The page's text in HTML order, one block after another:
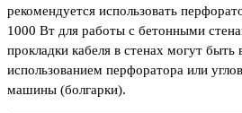
рекомендуется использовать
1000 Вт для работы с бетонными
прокладки кабеля в стенах могут быть
использованием перфоратора или
машины (болгарки).